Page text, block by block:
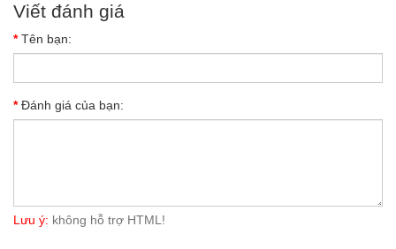
Viết đánh giá
Tên bạn:
Đánh giá của bạn:
Lưu ý: không hỗ trợ HTML!